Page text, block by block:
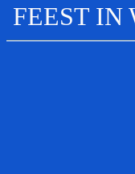
FEEST IN